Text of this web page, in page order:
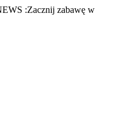
:Zacznij zabawę w